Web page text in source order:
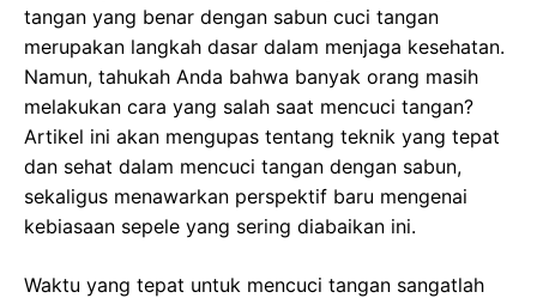
tangan yang benar dengan sabun cuci tangan
merupakan langkah dasar dalam menjaga kesehatan.
Namun, tahukah Anda bahwa banyak orang masih
melakukan cara yang salah saat mencuci tangan?
Artikel ini akan mengupas tentang teknik yang tepat
dan sehat dalam mencuci tangan dengan sabun,
sekaligus menawarkan perspektif baru mengenai
kebiasaan sepele yang sering diabaikan ini.
Waktu yang tepat untuk mencuci tangan sangatlah